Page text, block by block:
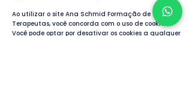
Ao utilizar o site Ana Schmid Formação de
Terapeutas, você concorda com o uso de cookies.
Você pode optar por desativar os cookies a qualquer